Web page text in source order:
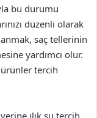
bu durumu
düzenli olarak
saç tellerinin
yardımcı olur.
tercih
ılık su tercih